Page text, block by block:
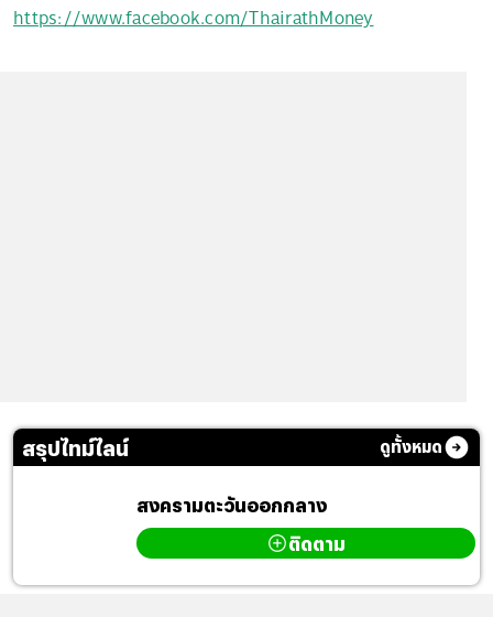
https://www.facebook.com/ThairathMoney
สรุปไทม์ไลน์ ดูทั้งหมด
สงครามตะวันออกกลาง
ติดตาม